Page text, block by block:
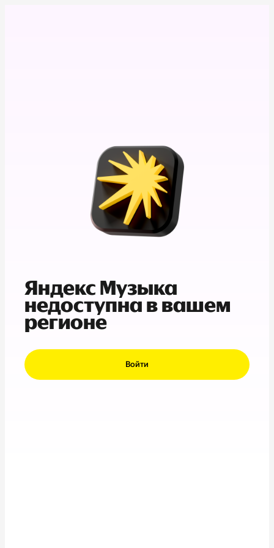
Яндекс Музыка
недоступна в вашем
регионе
Войти